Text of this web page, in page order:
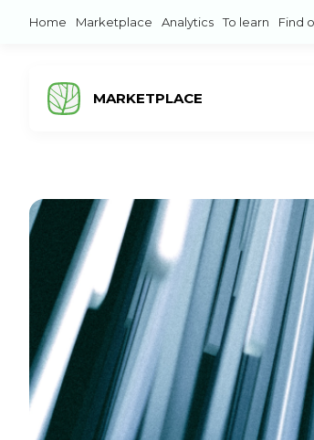
Home Marketplace Analytics To learn Find
MARKETPLACE